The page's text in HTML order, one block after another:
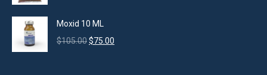
was:
$925.00.
Moxid 10 ML
$105.00Original
$75.00